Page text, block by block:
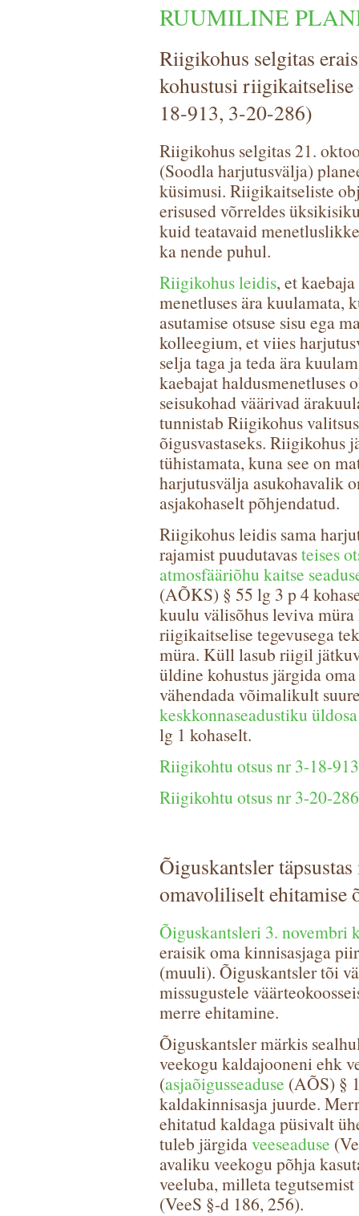
RUUMILINE
Riigikohus selgitas
kohustusi
18-913, 3-20-286)
Riigikohus selgitas 21.
(Soodla harjutusvälja)
küsimusi. Riigikaitseliste
erisused võrreldes
kuid teatavaid
ka nende puhul.
Riigikohus leidis, et
menetluses ära kuulamata,
asutamise otsuse sisu ega
kolleegium, et viies
selja taga ja teda ära
kaebajat
seisukohad väärivad
tunnistab Riigikohus
õigusvastaseks. Riigikohus
tühistamata, kuna see on
harjutusvälja asukohavalik
asjakohaselt põhjendatud.
Riigikohus leidis sama
rajamist puudutavasteises
atmosfääriõhu kaitse
(AÕKS) § 55 lg 3 p 4
kuulu välisõhus leviva
riigikaitselise tegevusega
müra. Küll lasub riigil
üldine kohustus järgida
vähendada võimalikult
keskkonnaseadustiku
lg 1 kohaselt.
Riigikohtu otsus nr 3-18-913
Riigikohtu otsus nr 3-20-286
Õiguskantsler
omavoliliselt ehitamise
Õiguskantsleri 3. novembri
eraisik oma kinnisasjaga
(muuli). Õiguskantsler tõi
missugustele
merre ehitamine.
Õiguskantsler märkis
veekogu kaldajooneni ehk
(asjaõigusseaduse (AÕS) §
kaldakinnisasja juurde.
ehitatud kaldaga püsivalt
tuleb järgidaveeseaduse
avaliku veekogu põhja
veeluba, milleta
(VeeS §-d 186, 256).